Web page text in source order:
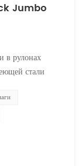
Jumbo
в рулонах
стали
стали
чем
большую